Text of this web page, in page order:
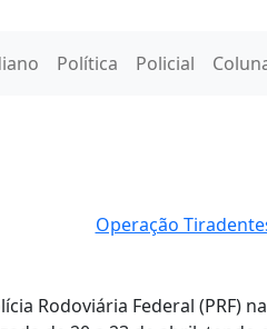
Política Policial
Operação
Rodoviária Federal (PRF)